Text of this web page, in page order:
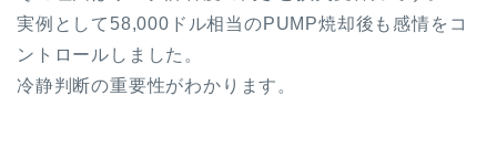
実例として58,000ドル相当のPUMP焼却後も感情をコ
ントロールしました。
冷静判断の重要性がわかります。